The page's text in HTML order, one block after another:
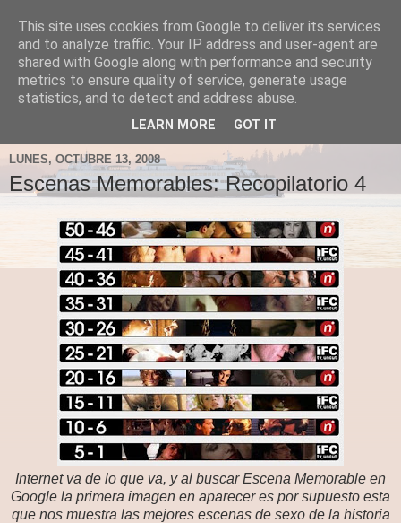
Fergus el Destructor
Blog sobre lo que le apetece escribir a Fergus, en el caso
de que le apetezca escribir.
LUNES, OCTUBRE 13, 2008
Escenas Memorables: Recopilatorio 4
Internet va de lo que va, y al buscar Escena Memorable en
Google la primera imagen en aparecer es por supuesto esta
que nos muestra las mejores escenas de sexo de la historia
This site uses cookies from Google to deliver its services
and to analyze traffic. Your IP address and user-agent are
shared with Google along with performance and security
metrics to ensure quality of service, generate usage
statistics, and to detect and address abuse.
LEARN MORE GOT IT